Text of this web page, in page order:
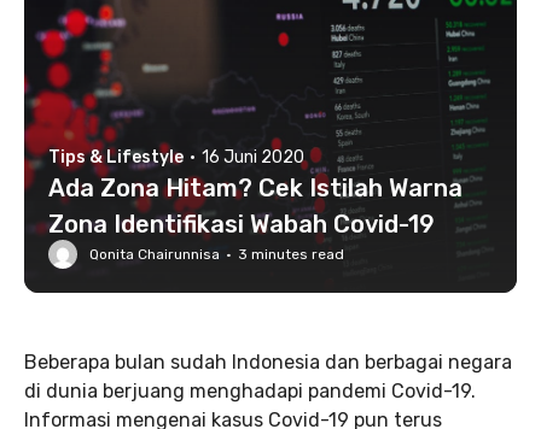
Tips & Lifestyle · 16 Juni 2020
Ada Zona Hitam? Cek Istilah Warna
Zona Identifikasi Wabah Covid-19
Qonita Chairunnisa · 3 minutes read
Beberapa bulan sudah Indonesia dan berbagai negara
di dunia berjuang menghadapi pandemi Covid-19.
Informasi mengenai kasus Covid-19 pun terus